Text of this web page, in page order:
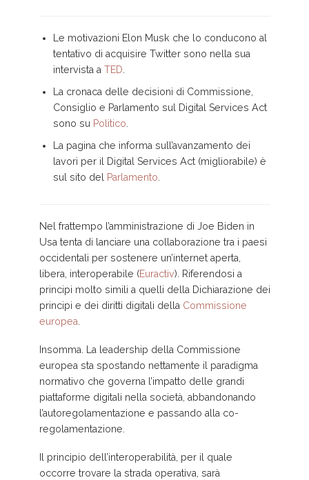
Le motivazioni Elon Musk che lo conducono al
tentativo di acquisire Twitter sono nella sua
intervista a TED
La cronaca delle decisioni di Commissione,
Consiglio e Parlamento sul Digital Services Act
sono su Politico
La pagina che informa sull’avanzamento dei
lavori per il Digital Services Act (migliorabile) è
sul sito del
Parlamento
Nel frattempo l’amministrazione di Joe Biden in
Usa tenta di lanciare una collaborazione tra i paesi
occidentali per sostenere un’internet aperta,
libera, interoperabile (Euractiv). Riferendosi a
principi molto simili a quelli della Dichiarazione dei
principi e dei diritti digitali della Commissione
europea
Insomma. La leadership della Commissione
europea sta spostando nettamente il paradigma
normativo che governa l’impatto delle grandi
piattaforme digitali nella società, abbandonando
l’autoregolamentazione e passando alla co-
regolamentazione.
Il principio dell’interoperabilità, per il quale
occorre trovare la strada operativa, sarà